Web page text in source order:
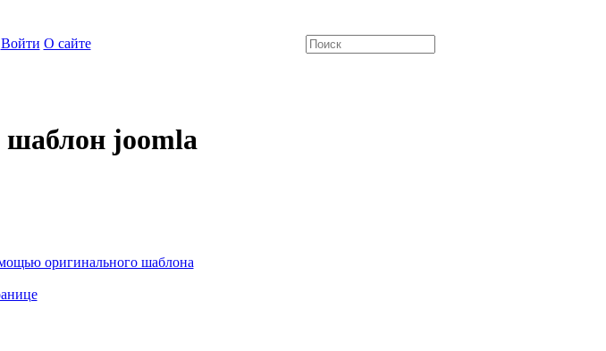
Войти О сайте
шаблон joomla
оригинального шаблона